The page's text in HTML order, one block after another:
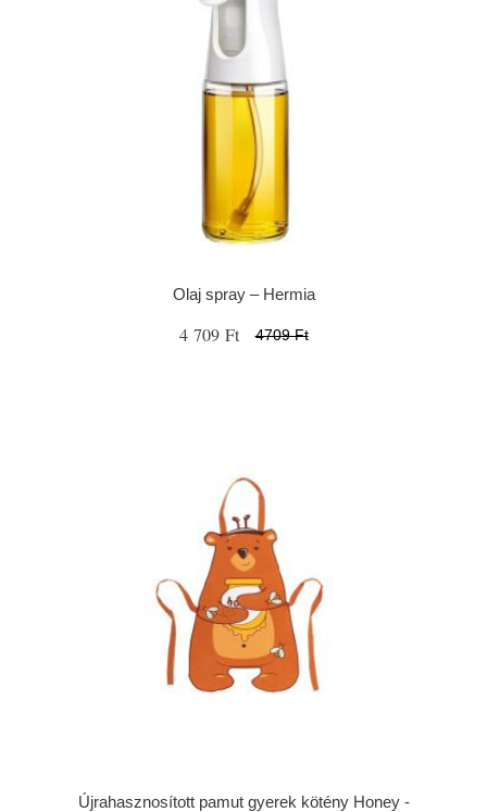
Olaj spray – Hermia
4 709 Ft 4709 Ft
Újrahasznosított pamut gyerek kötény Honey -